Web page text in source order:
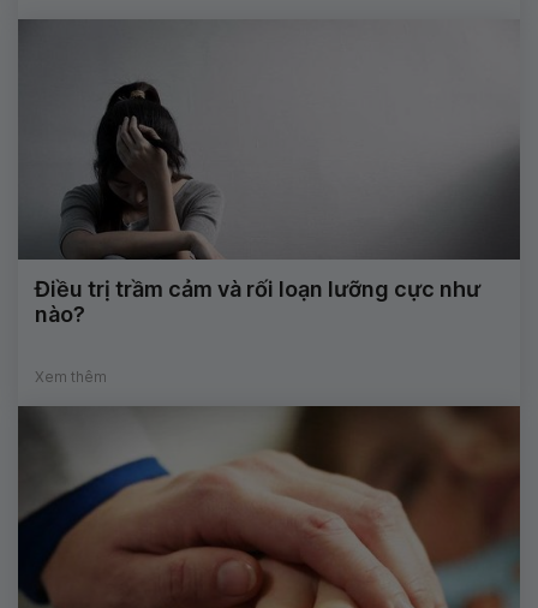
Điều trị trầm cảm và rối loạn lưỡng cực như
nào?
Xem thêm